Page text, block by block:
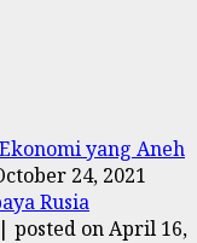
yang Aneh
24, 2021
Rusia
| posted on April 16,